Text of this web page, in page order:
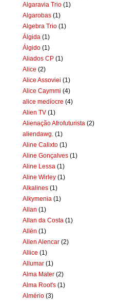
Algaravia Trio (1)
Algarobas (1)
Algebra Trio (1)
Álgida (1)
Álgido (1)
Aliados CP (1)
Alice (2)
Alice Assoviei (1)
Alice Caymmi (4)
alice medíocre (4)
Alien TV (1)
Alienação Afrofuturista (2)
aliendawg. (1)
Aline Calixto (1)
Aline Gonçalves (1)
Aline Lessa (1)
Aline Wirley (1)
Alkalines (1)
Alkymenia (1)
Allan (1)
Allan da Costa (1)
Allën (1)
Allen Alencar (2)
Allice (1)
Allumar (1)
Alma Mater (2)
Alma Root's (1)
Almério (3)